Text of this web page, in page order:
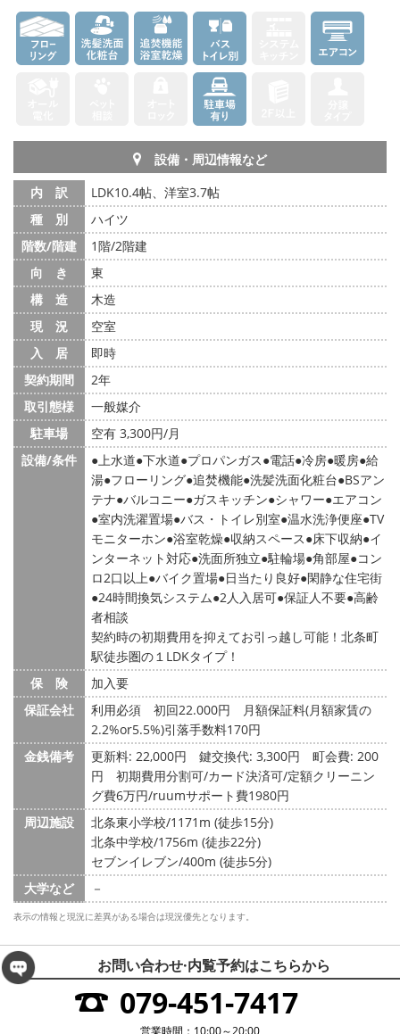
設備・周辺情報など
内 訳
LDK10.4帖、洋室3.7帖
種 別
ハイツ
階数/階建
1階/2階建
向 き
東
構 造
木造
現 況
空室
入 居
即時
契約期間
2年
取引態様
一般媒介
駐車場
空有 3,300円/月
設備/条件
上水道 下水道 プロパンガス 電話 冷房 暖房 給
湯 フローリング 追焚機能 洗髪洗面化粧台 BSアン
テナ バルコニー ガスキッチン シャワー エアコン
室内洗濯置場 バス・トイレ別室 温水洗浄便座 TV
モニターホン 浴室乾燥 収納スペース 床下収納 イ
ンターネット対応 洗面所独立 駐輪場 角部屋 コン
ロ2口以上 バイク置場 日当たり良好 閑静な住宅街
24時間換気システム 2人入居可 保証人不要 高齢
者相談
契約時の初期費用を抑えてお引っ越し可能！北条町
駅徒歩圏の１LDKタイプ！
保 険
加入要
保証会社
利用必須 初回22.000円 月額保証料(月額家賃の
2.2%or5.5%)引落手数料170円
金銭備考
更新料: 22,000円 鍵交換代: 3,300円
町会費: 200
円
初期費用分割可/カード決済可/定額クリーニン
グ費6万円/ruumサポート費1980円
周辺施設
北条東小学校/1171m (徒歩15分)
北条中学校/1756m (徒歩22分)
セブンイレブン/400m (徒歩5分)
大学など
－
表示の情報と現況に差異がある場合は現況優先となります。
お問い合わせ·内覧予約はこちらから
079-451-7417
営業時間：10:00～20:00